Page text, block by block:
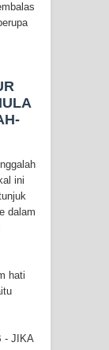
ini
dalam
hati
- JIKA